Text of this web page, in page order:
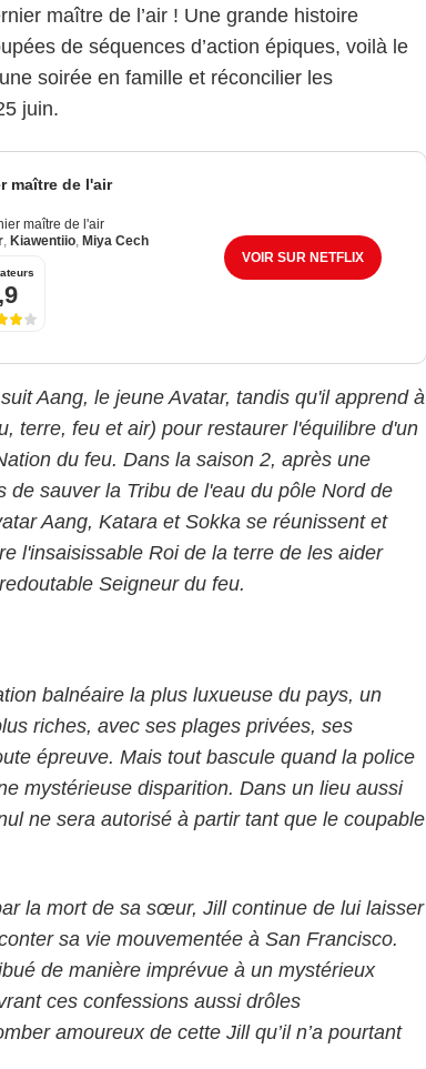
maître de l’air ! Une grande histoire
de séquences d’action épiques, voilà le
soirée en famille et réconcilier les
juin.
maître de l'air
maître de l'air
, Kiawentiio, Miya Cech
VOIR SUR NETFLIX
Aang, le jeune Avatar, tandis qu'il apprend à
terre, feu et air) pour restaurer l'équilibre d'un
du feu. Dans la saison 2, après une
de sauver la Tribu de l'eau du pôle Nord de
Aang, Katara et Sokka se réunissent et
l'insaisissable Roi de la terre de les aider
Seigneur du feu.
balnéaire la plus luxueuse du pays, un
riches, avec ses plages privées, ses
épreuve. Mais tout bascule quand la police
mystérieuse disparition. Dans un lieu aussi
ne sera autorisé à partir tant que le coupable
la mort de sa sœur, Jill continue de lui laisser
sa vie mouvementée à San Francisco.
de manière imprévue à un mystérieux
ces confessions aussi drôles
amoureux de cette Jill qu’il n’a pourtant